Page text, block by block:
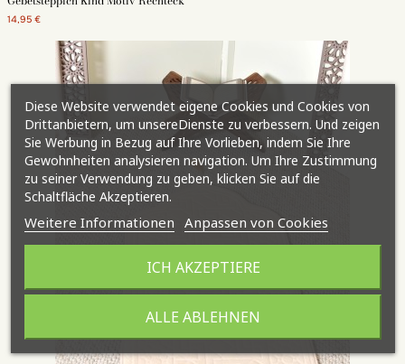
14,95 €
Diese Website verwendet eigene Cookies und Cookies von
Drittanbietern, um unsereDienste zu verbessern. Und zeigen
Sie Werbung in Bezug auf Ihre Vorlieben, indem Sie Ihre
Gewohnheiten analysieren navigation. Um Ihre Zustimmung
zu seiner Verwendung zu geben, klicken Sie auf die
Schaltfläche Akzeptieren.
Weitere Informationen Anpassen von Cookies
ALLE ABLEHNEN
ICH AKZEPTIERE